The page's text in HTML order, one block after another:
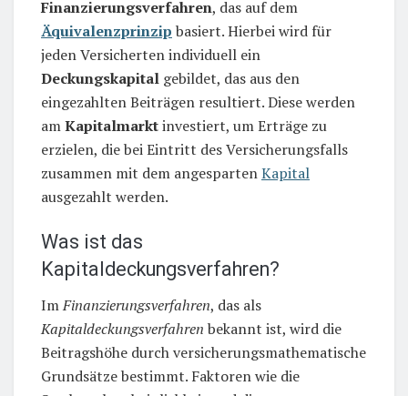
Finanzierungsverfahren, das auf dem
Äquivalenzprinzip basiert. Hierbei wird für
jeden Versicherten individuell ein
Deckungskapital gebildet, das aus den
eingezahlten Beiträgen resultiert. Diese werden
amKapitalmarktinvestiert, um Erträge zu
erzielen, die bei Eintritt des Versicherungsfalls
zusammen mit dem angespartenKapital
ausgezahlt werden.
Was ist das
Kapitaldeckungsverfahren?
ImFinanzierungsverfahren, das als
Kapitaldeckungsverfahren bekannt ist, wird die
Beitragshöhe durch versicherungsmathematische
Grundsätze bestimmt. Faktoren wie die